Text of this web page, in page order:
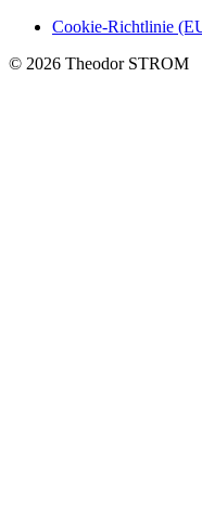
Cookie-Richtlinie
© 2026 Theodor STROM